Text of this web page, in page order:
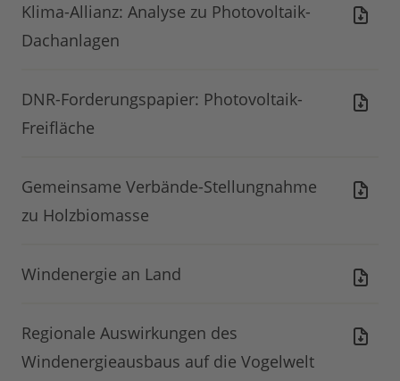
Klima-Allianz: Analyse zu Photovoltaik-
Dachanlagen
DNR-Forderungspapier: Photovoltaik-
Freifläche
Gemeinsame Verbände-Stellungnahme
zu Holzbiomasse
Windenergie an Land
Regionale Auswirkungen des
Windenergieausbaus auf die Vogelwelt